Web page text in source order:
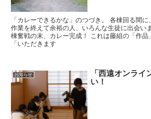
「カレーできるかな」のつづき。 各棟回る間に
作業を終えて余裕の人、いろんな生徒に出会い
棟奮戦の末、カレー完成！ これは藤組の「作品
「いただきます
お知らせ
「西遠オンライ
い！